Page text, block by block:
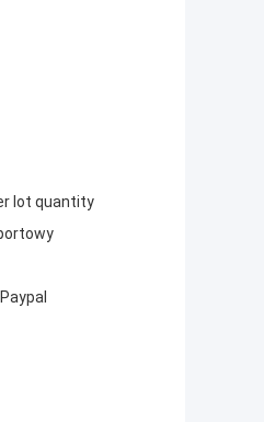
lot quantity